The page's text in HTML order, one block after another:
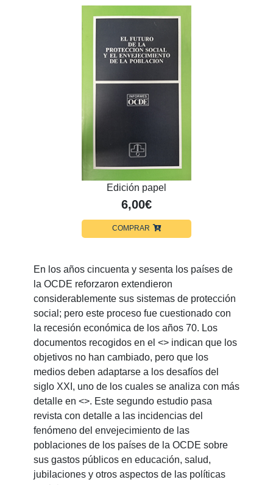
Edición papel
6,00€
COMPRAR
En los años cincuenta y sesenta los países de
la OCDE reforzaron extendieron
considerablemente sus sistemas de protección
social; pero este proceso fue cuestionado con
la recesión económica de los años 70. Los
documentos recogidos en el <> indican que los
objetivos no han cambiado, pero que los
medios deben adaptarse a los desafíos del
siglo XXI, uno de los cuales se analiza con más
detalle en <>. Este segundo estudio pasa
revista con detalle a las incidencias del
fenómeno del envejecimiento de las
poblaciones de los países de la OCDE sobre
sus gastos públicos en educación, salud,
jubilaciones y otros aspectos de las políticas